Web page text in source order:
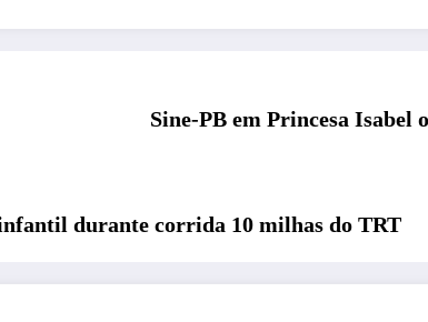
Sine-PB em Princesa Isabel
durante corrida 10 milhas do TRT